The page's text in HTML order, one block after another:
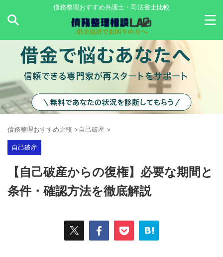
債務整理おすすめ弁護士・司法書士比較
債務整理おすすめ比較 >自己破産 >
自己破産
【自己破産からの復権】必要な期間と
条件・確認方法を徹底解説